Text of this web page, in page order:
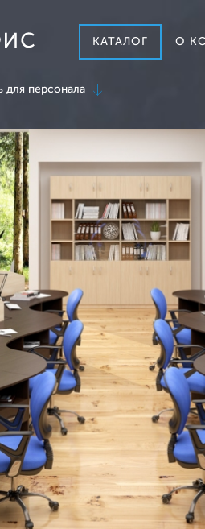
КАТАЛОГ О
для персонала